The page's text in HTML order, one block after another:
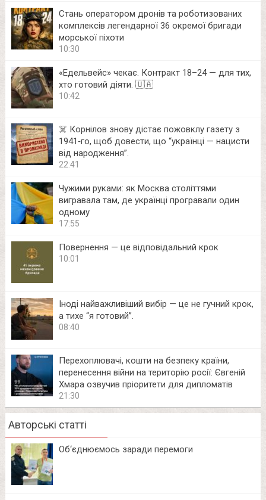
Стань оператором дронів та роботизованих
комплексів легендарної 36 окремої бригади
морської піхоти
10:30
«Едельвейс» чекає. Контракт 18–24 — для тих,
хто готовий діяти. 🇺🇦
10:42
☠️ Корнілов знову дістає пожовклу газету з
1941‑го, щоб довести, що “українці — нацисти
від народження”.
22:41
Чужими руками: як Москва століттями
вигравала там, де українці програвали один
одному
17:55
Повернення — це відповідальний крок
10:01
Іноді найважливіший вибір — це не гучний крок,
а тихе “я готовий”.
08:40
Перехоплювачі, кошти на безпеку країни,
перенесення війни на територію росії: Євгеній
Хмара озвучив пріоритети для дипломатів
21:30
Авторські статті
Об‘єднюємось заради перемоги